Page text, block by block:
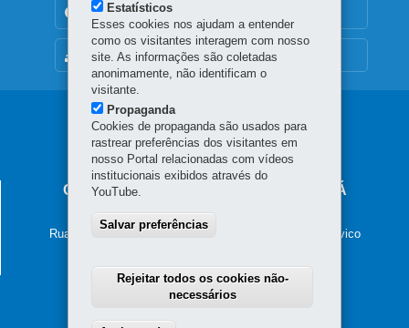
MAPA DO SITE
TRANSPARÊNCIA INSTITUCIONAL
Navegação
principal
CONSELHO DAS CIDADES DO PARANÁ
Palácio das Araucárias
Rua Jacy Loureiro de Campos, s/n - 2º and - Centro Cívico
Horário de atendimento: 8h30 as 17h30
Estatísticos
Esses cookies nos ajudam a entender
como os visitantes interagem com nosso
site. As informações são coletadas
anonimamente, não identificam o
visitante.
Propaganda
Cookies de propaganda são usados para
rastrear preferências dos visitantes em
nosso Portal relacionadas com vídeos
institucionais exibidos através do
YouTube.
Salvar preferências
Rejeitar todos os cookies não-
necessários